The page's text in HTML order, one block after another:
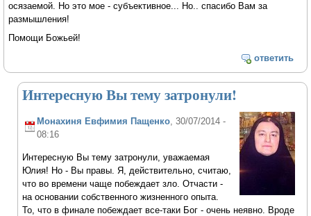
осязаемой. Но это мое - субъективное... Но.. спасибо Вам за
размышления!
Помощи Божьей!
ответить
Интересную Вы тему затронули!
Монахиня Евфимия Пащенко , 30/07/2014 -
08:16
Интересную Вы тему затронули, уважаемая
Юлия! Но - Вы правы. Я, действительно, считаю,
что во времени чаще побеждает зло. Отчасти -
на основании собственного жизненного опыта.
То, что в финале побеждает все-таки Бог - очень неявно. Вроде